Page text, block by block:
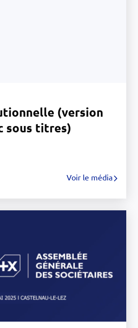
(version
sous titres)
Voir le média